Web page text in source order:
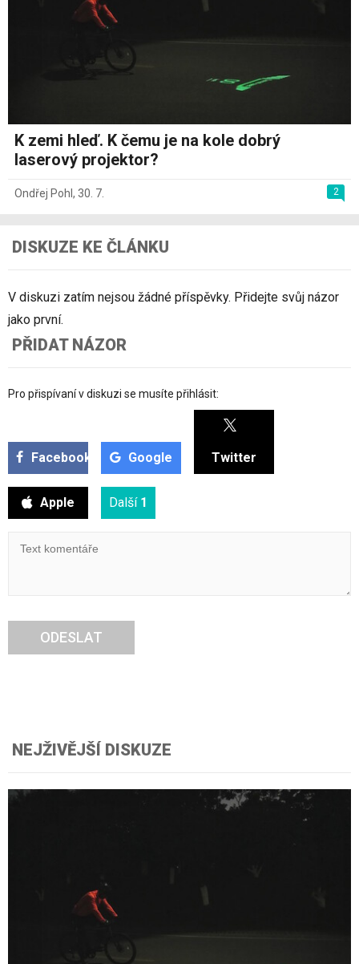
K zemi hleď. K čemu je na kole dobrý
laserový projektor?
2
Ondřej Pohl , 30. 7.
DISKUZE KE ČLÁNKU
V diskuzi zatím nejsou žádné příspěvky. Přidejte svůj názor
jako první.
PŘIDAT NÁZOR
Pro přispívaní v diskuzi se musíte přihlásit:
Facebook Google Twitter
Apple Další 1
ODESLAT
NEJŽIVĚJŠÍ DISKUZE